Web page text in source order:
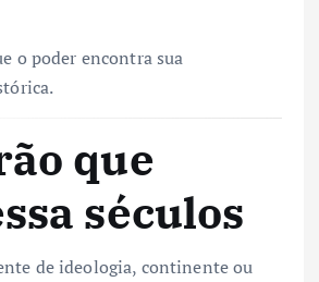
o poder encontra sua
que
séculos
de ideologia, continente ou